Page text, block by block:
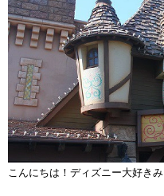
こんにちは！ディズニー大好きみ